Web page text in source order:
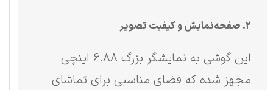
۲. صفحه‌نمایش و کیفیت تصویر
این گوشی به نمایشگر بزرگ ۶.۸۸ اینچی
مجهز شده که فضای مناسبی برای تماشای